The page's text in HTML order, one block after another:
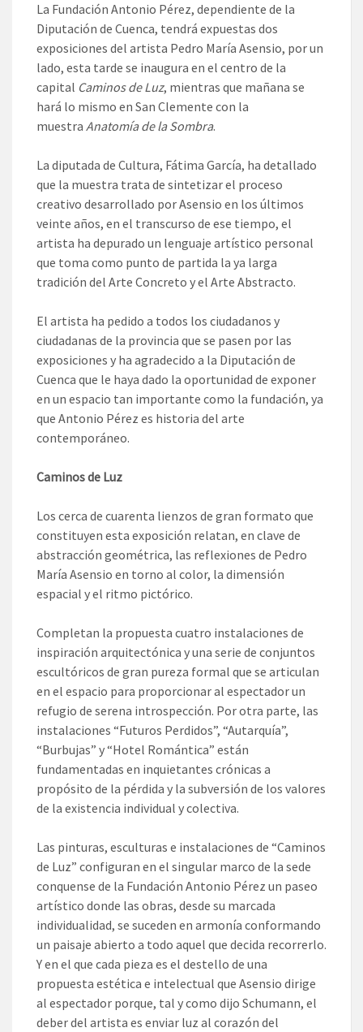
La Fundación Antonio Pérez, dependiente de la
Diputación de Cuenca, tendrá expuestas dos
exposiciones del artista Pedro María Asensio, por un
lado, esta tarde se inaugura en el centro de la
capital Caminos de Luz, mientras que mañana se
hará lo mismo en San Clemente con la
muestra Anatomía de la Sombra.
La diputada de Cultura, Fátima García, ha detallado
que la muestra trata de sintetizar el proceso
creativo desarrollado por Asensio en los últimos
veinte años, en el transcurso de ese tiempo, el
artista ha depurado un lenguaje artístico personal
que toma como punto de partida la ya larga
tradición del Arte Concreto y el Arte Abstracto.
El artista ha pedido a todos los ciudadanos y
ciudadanas de la provincia que se pasen por las
exposiciones y ha agradecido a la Diputación de
Cuenca que le haya dado la oportunidad de exponer
en un espacio tan importante como la fundación, ya
que Antonio Pérez es historia del arte
contemporáneo.
Caminos de Luz
Los cerca de cuarenta lienzos de gran formato que
constituyen esta exposición relatan, en clave de
abstracción geométrica, las reflexiones de Pedro
María Asensio en torno al color, la dimensión
espacial y el ritmo pictórico.
Completan la propuesta cuatro instalaciones de
inspiración arquitectónica y una serie de conjuntos
escultóricos de gran pureza formal que se articulan
en el espacio para proporcionar al espectador un
refugio de serena introspección. Por otra parte, las
instalaciones “Futuros Perdidos”, “Autarquía”,
“Burbujas” y “Hotel Romántica” están
fundamentadas en inquietantes crónicas a
propósito de la pérdida y la subversión de los valores
de la existencia individual y colectiva.
Las pinturas, esculturas e instalaciones de “Caminos
de Luz” configuran en el singular marco de la sede
conquense de la Fundación Antonio Pérez un paseo
artístico donde las obras, desde su marcada
individualidad, se suceden en armonía conformando
un paisaje abierto a todo aquel que decida recorrerlo.
Y en el que cada pieza es el destello de una
propuesta estética e intelectual que Asensio dirige
al espectador porque, tal y como dijo Schumann, el
deber del artista es enviar luz al corazón del